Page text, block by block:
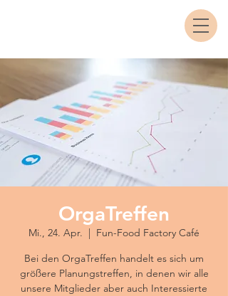
OrgaTreffen
Mi., 24. Apr.
  |
Fun-Food Factory Café
Bei den OrgaTreffen handelt es sich um
größere Planungstreffen, in denen wir alle
unsere Mitglieder aber auch Interessierte